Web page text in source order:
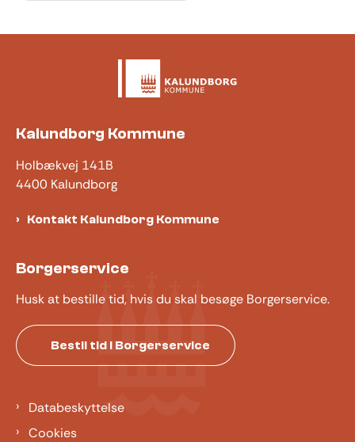
Kalundborg Kommune
Holbækvej 141B
4400 Kalundborg
Kontakt Kalundborg Kommune
Borgerservice
Husk at bestille tid, hvis du skal besøge Borgerservice.
Bestil tid i Borgerservice
Databeskyttelse
Cookies